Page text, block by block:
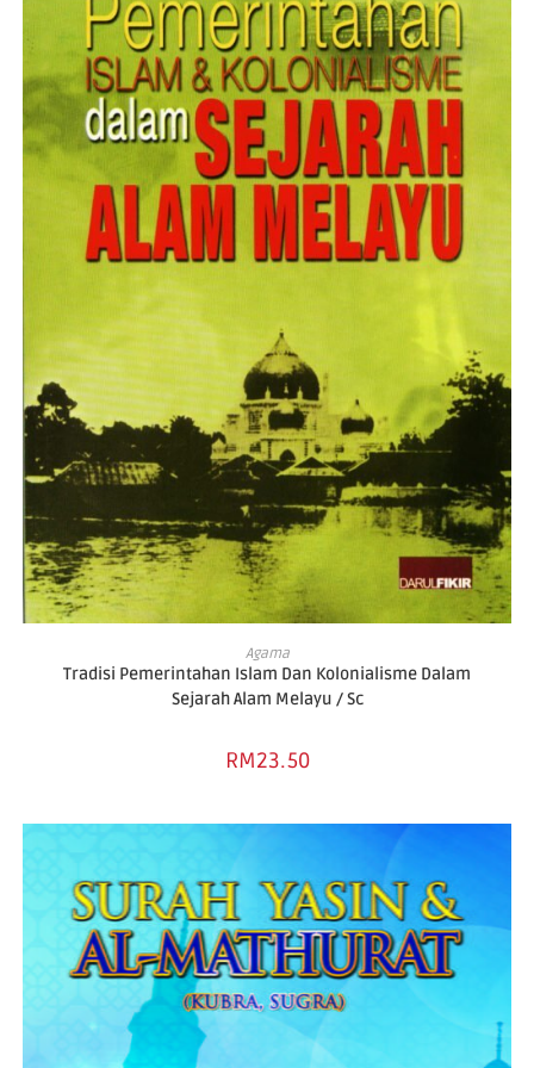
ADD TO BASKET
Agama
Tradisi Pemerintahan Islam Dan Kolonialisme Dalam
Sejarah Alam Melayu / Sc
RM23.50